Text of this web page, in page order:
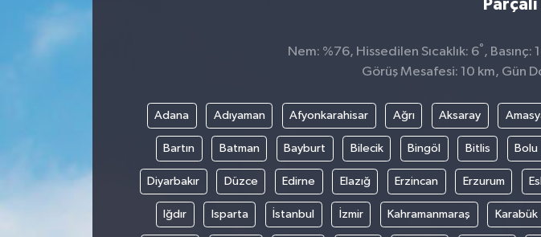
Nem: %76, Hissedilen Sıcaklık: 6° , Basınç:
Görüş Mesafesi: 10 km, Gün
Adana Adıyaman Afyonkarahisar Ağrı Aksaray
Bartın Batman Bayburt Bilecik Bingöl Bitlis Bolu
Diyarbakır Düzce Edirne Elazığ Erzincan Erzurum
Iğdır Isparta İstanbul İzmir Kahramanmaraş Karabük